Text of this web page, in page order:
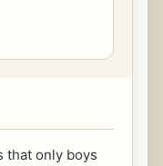
that only boys